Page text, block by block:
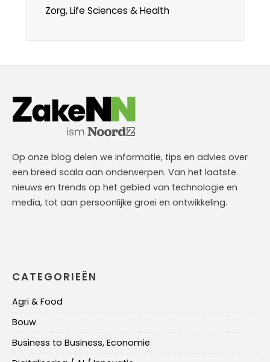
Zorg, Life Sciences & Health
Op onze blog delen we informatie, tips en advies over
een breed scala aan onderwerpen. Van het laatste
nieuws en trends op het gebied van technologie en
media, tot aan persoonlijke groei en ontwikkeling.
CATEGORIEËN
Agri & Food
Bouw
Business to Business, Economie